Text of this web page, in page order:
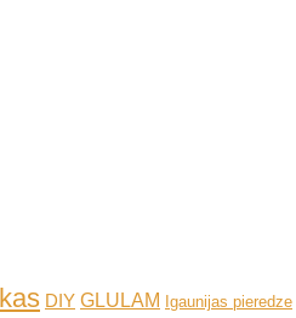
DIY GLULAM Igaunijas pieredze